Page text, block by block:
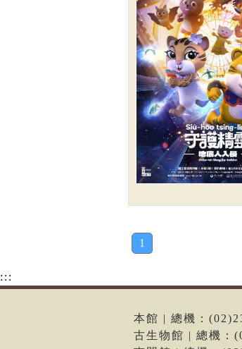
1
:::
本館 | 總機：
古生物館 | 總機：